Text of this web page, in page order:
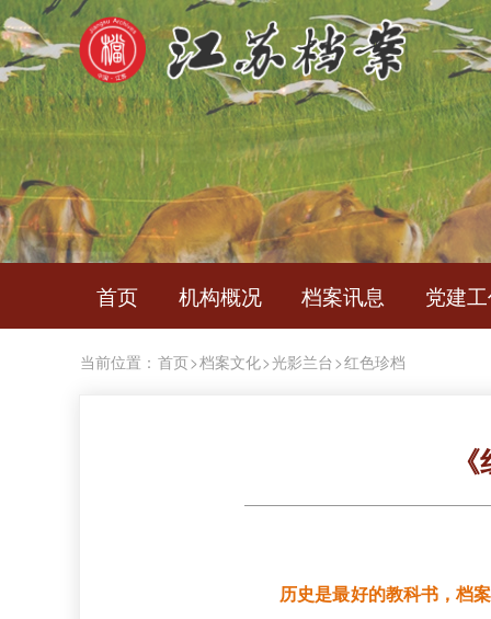
首页 机构概况 档案讯息 党建
当前位置： 首页>档案文化>光影兰台>红色珍档
历史是最好的教科书，档